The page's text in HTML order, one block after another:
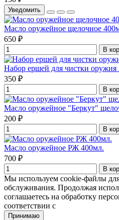
Уведомить
Масло оружейное щелочное
650 ₽
В
Набор ершей для чистки оружия
350 ₽
В
Масло оружейное "Беркут"
200 ₽
В
Масло оружейное РЖ 400мл.
700 ₽
В
Мы используем cookie-файлы
обслуживания. Продолжая
соглашаетесь на обработку
соответствии с
Принимаю